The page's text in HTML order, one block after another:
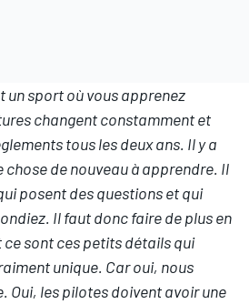
un sport où vous apprenez
changent constamment et
tous les deux ans. Il y a
de nouveau à apprendre. Il
posent des questions et qui
Il faut donc faire de plus en
ce sont ces petits détails qui
unique. Car oui, nous
Oui, les pilotes doivent avoir une